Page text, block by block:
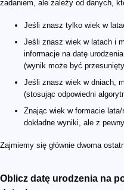
zadaniem, ale zależy od danych,
Jeśli znasz tylko wiek w
Jeśli znasz wiek w latach i
informacje na datę
(wynik może być
Jeśli znasz wiek w dniach,
(stosując odpowiedni
Znając wiek w formacie
dokładne wyniki, ale z
Zajmiemy się głównie dwoma
Oblicz datę urodzenia na